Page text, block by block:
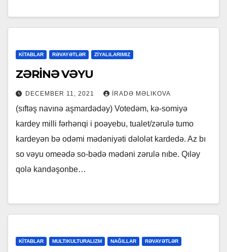
KİTABLAR RƏVAYƏTLƏR ZİYALILARIMIZ
ZƏRİNƏ VƏYU
DECEMBER 11, 2021 İRADƏ MƏLIKOVA
(sıftəş navınə aşmardədəy) Votedəm, kə-somiyə
kardey milli fərhənqi i poəyebu, tualet/zərulə tumo
kardeyən bə odəmi mədəniyəti dəlolət kardedə. Az bı
so vəyu omeədə so-bədə mədəni zərulə nıbe. Qıləy
qolə kandəşonbe…
KİTABLAR MULTIKULTURALIZM NAĞILLAR RƏVAYƏTLƏR